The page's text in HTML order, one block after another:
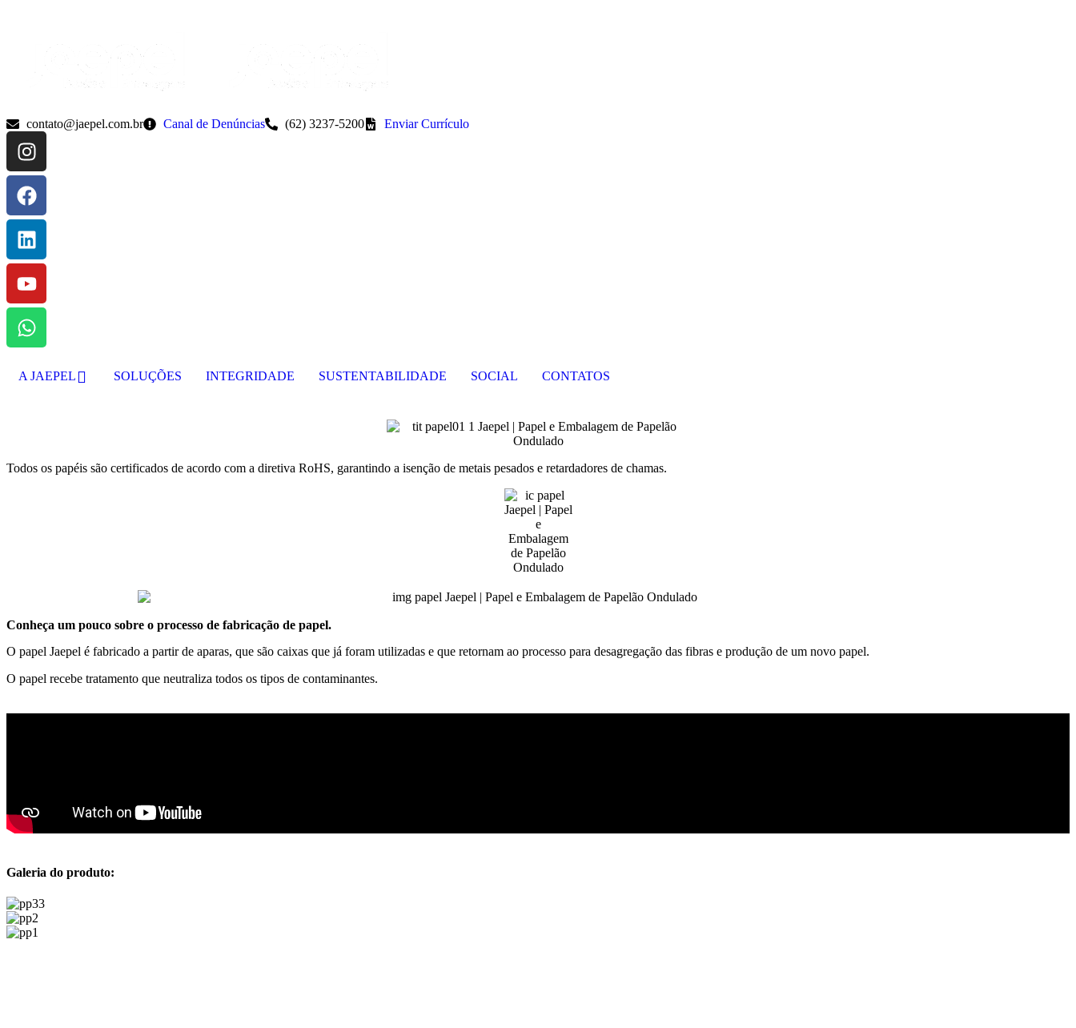
contato@jaepel.com.br Canal de Denúncias (62) 3237-5200 Enviar Currículo
A JAEPEL SOLUÇÕES INTEGRIDADE SUSTENTABILIDADE SOCIAL CONTATOS
Todos os papéis são certificados de acordo com a diretiva RoHS, garantindo a isenção de metais pesados e retardadores de chamas.
Conheça um pouco sobre o processo de fabricação de papel.
O papel Jaepel é fabricado a partir de aparas, que são caixas que já foram utilizadas e que retornam ao processo para desagregação das fibras e produção de um novo papel.
O papel recebe tratamento que neutraliza todos os tipos de contaminantes.
Galeria do produto: